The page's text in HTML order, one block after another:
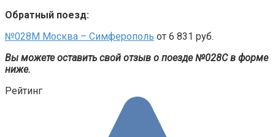
Обратный поезд:
№028М Москва – Симферополь от 6 831 руб.
Вы можете оставить свой отзыв о поезде №028С в форме
ниже.
Рейтинг